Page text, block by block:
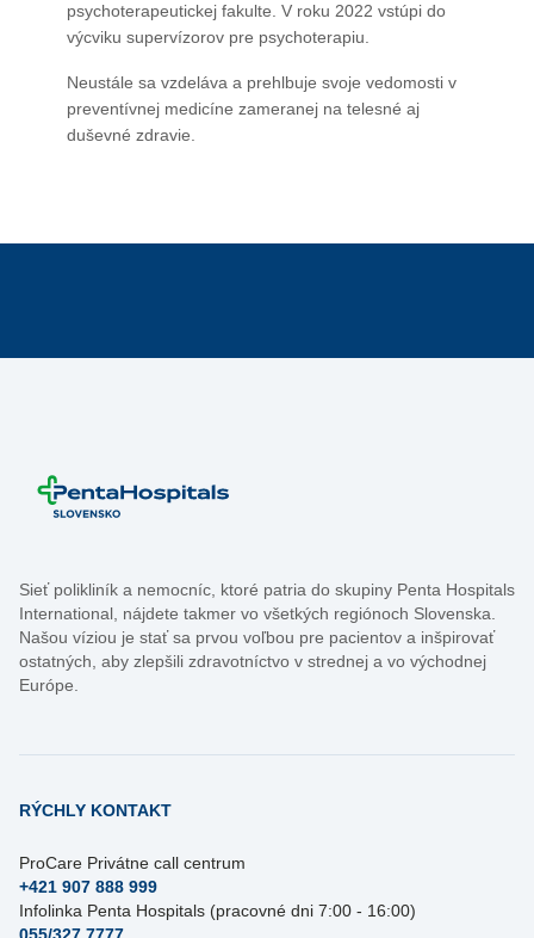
psychoterapeutickej fakulte. V roku 2022 vstúpi do
výcviku supervízorov pre psychoterapiu.
Neustále sa vzdeláva a prehlbuje svoje vedomosti v
preventívnej medicíne zameranej na telesné aj
duševné zdravie.
Sieť polikliník a nemocníc, ktoré patria do skupiny Penta Hospitals
International, nájdete takmer vo všetkých regiónoch Slovenska.
Našou víziou je stať sa prvou voľbou pre pacientov a inšpirovať
ostatných, aby zlepšili zdravotníctvo v strednej a vo východnej
Európe.
RÝCHLY KONTAKT
ProCare Privátne call centrum
+421 907 888 999
Infolinka Penta Hospitals (pracovné dni 7:00 - 16:00)
055/327 7777